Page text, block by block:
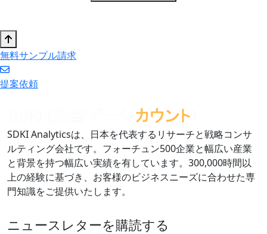
無料サンプル請求
提案依頼
SDKI Analyticsは、日本を代表するリサーチと戦略コンサ
ルティング会社です。フォーチュン500企業と幅広い産業
と背景を持つ幅広い実績を有しています。300,000時間以
上の経験に基づき、お客様のビジネスニーズに合わせた専
門知識をご提供いたします。
ニュースレターを購読する